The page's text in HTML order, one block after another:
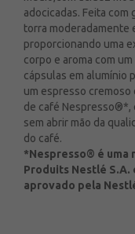
adocicadas. Feita
torra moderadamente
proporcionando uma
corpo e aroma com
cápsulas em alumínio
um espresso cremoso
de café Nespresso®*,
sem abrir mão da
do café.
*Nespresso® é uma
Produits Nestlé S.A.
aprovado pela